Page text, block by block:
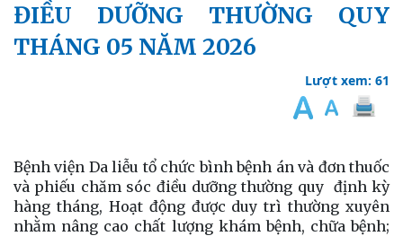
ĐIỀU DƯỠNG THƯỜNG QUY
THÁNG 05 NĂM 2026
Lượt xem: 61
Bệnh viện Da liễu tổ chức bình bệnh án và đơn thuốc
và phiếu chăm sóc điều dưỡng thường quy định kỳ
hàng tháng, Hoạt động được duy trì thường xuyên
nhằm nâng cao chất lượng khám bệnh, chữa bệnh;